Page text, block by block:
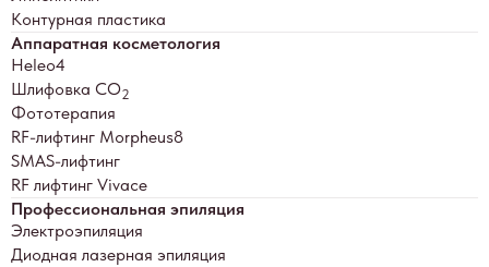
Контурная пластика
Аппаратная косметология
Heleo4
Шлифовка СО2
Фототерапия
RF-лифтинг Morpheus8
SMAS-лифтинг
RF лифтинг Vivace
Профессиональная эпиляция
Электроэпиляция
Диодная лазерная эпиляция